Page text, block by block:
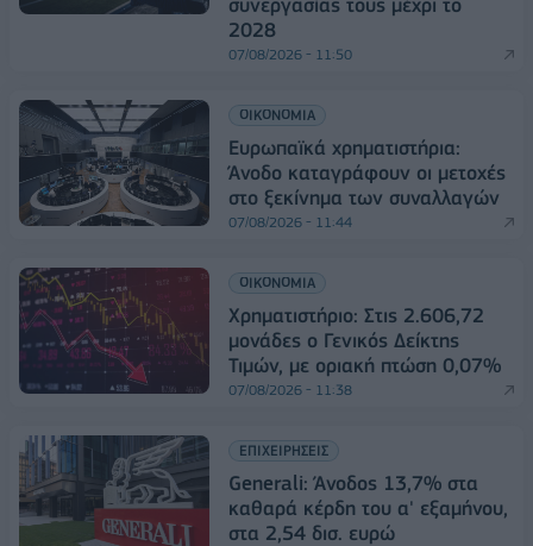
2028
07/08/2026 - 11:50
ΟΙΚΟΝΟΜΙΑ
Ευρωπαϊκά χρηματιστήρια:
Άνοδο καταγράφουν οι μετοχές
στο ξεκίνημα των συναλλαγών
07/08/2026 - 11:44
ΟΙΚΟΝΟΜΙΑ
Χρηματιστήριο: Στις 2.606,72
μονάδες ο Γενικός Δείκτης
Τιμών, με οριακή πτώση 0,07%
07/08/2026 - 11:38
ΕΠΙΧΕΙΡΗΣΕΙΣ
Generali: Άνοδος 13,7% στα
καθαρά κέρδη του α' εξαμήνου,
στα 2,54 δισ. ευρώ